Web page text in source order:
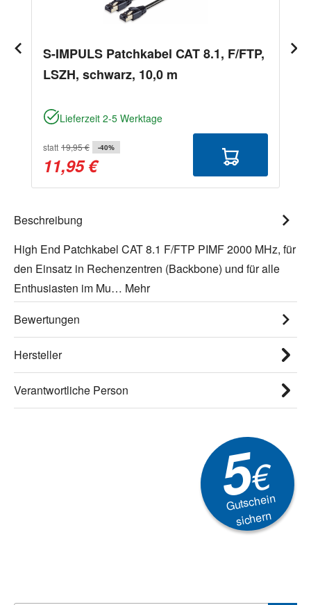
S-IMPULS Patchkabel CAT 8.1, F/FTP,
LSZH, schwarz, 10,0 m
Lieferzeit 2-5 Werktage
statt 19,95 € -40%
11,95 €
Beschreibung
High End Patchkabel CAT 8.1 F/FTP PIMF 2000 MHz, für
den Einsatz in Rechenzentren (Backbone) und für alle
Enthusiasten im Mu… Mehr
Bewertungen
Hersteller
Verantwortliche Person
5€
Gutschein
sichern